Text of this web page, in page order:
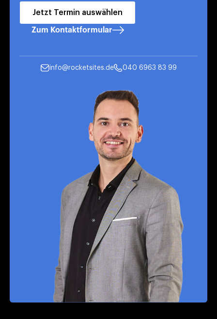
Jetzt Termin auswählen
Zum Kontaktformular
info@rocketsites.de 040 6963 83 99